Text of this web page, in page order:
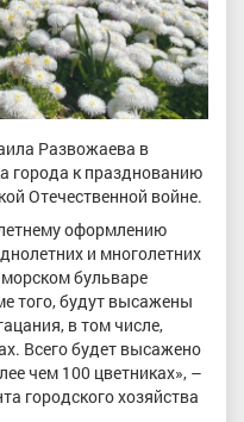
Развожаева в
города к празднованию
Отечественной войне.
оформлению
и многолетних
бульваре
того, будут высажены
в том числе,
Всего будет высажено
чем 100 цветниках», –
городского хозяйства